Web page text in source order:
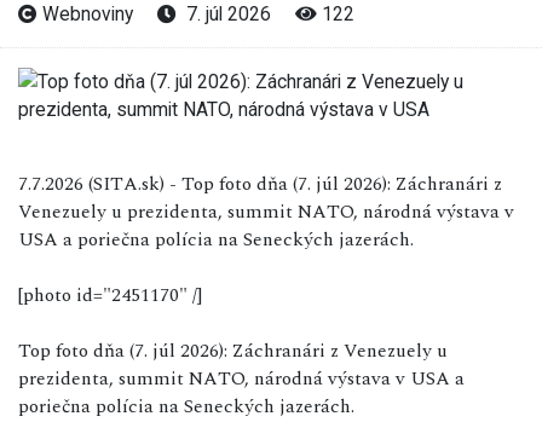
Webnoviny 7. júl 2026 122
7.7.2026 (SITA.sk) - Top foto dňa (7. júl 2026): Záchranári z
Venezuely u prezidenta, summit NATO, národná výstava v
USA a poriečna polícia na Seneckých jazerách.
[photo id="2451170" /]
Top foto dňa (7. júl 2026): Záchranári z Venezuely u
prezidenta, summit NATO, národná výstava v USA a
poriečna polícia na Seneckých jazerách.